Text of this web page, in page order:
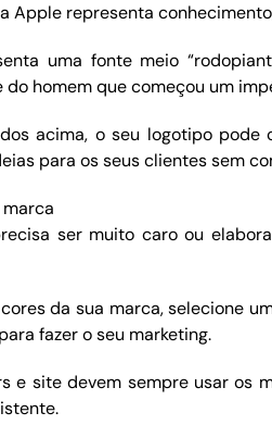
Apple representa
uma fonte meio
homem que começou um
acima, o seu logotipo
para os seus clientes sem
ser muito caro ou
da sua marca, selecione
fazer o seu marketing.
e site devem sempre usar os